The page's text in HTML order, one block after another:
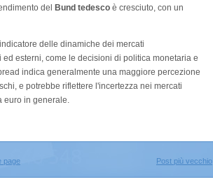
del Bund tedesco è cresciuto, con un
delle dinamiche dei mercati
esterni, come le decisioni di politica monetaria e
indica generalmente una maggiore percezione
e potrebbe riflettere l'incertezza nei mercati
euro in generale.
Post più vecchio
page